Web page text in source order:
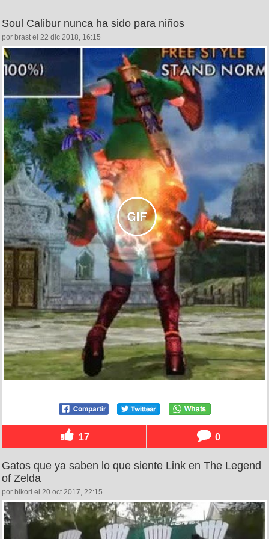
Soul Calibur nunca ha sido para niños
por brast el 22 dic 2018, 16:15
17 0
Gatos que ya saben lo que siente Link en The Legend
of Zelda
por bikori el 20 oct 2017, 22:15